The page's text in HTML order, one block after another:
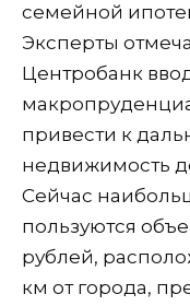
семейной
Эксперты
Центробанк
привести к
недвижимость
Сейчас
пользуются
рублей,
км от города,